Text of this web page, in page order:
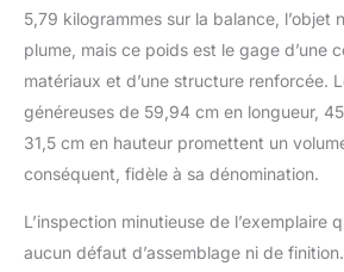
5,79 kilogrammes sur la balance, l’objet
plume, mais ce poids est le gage d’une
matériaux et d’une structure renforcée.
généreuses de 59,94 cm en longueur,
31,5 cm en hauteur promettent un
conséquent, fidèle à sa dénomination.
L’inspection minutieuse de l’exemplaire
aucun défaut d’assemblage ni de